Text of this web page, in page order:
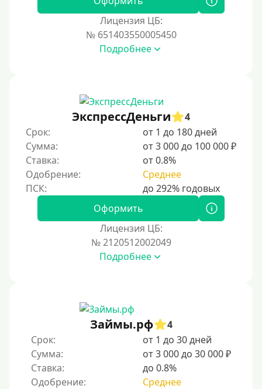
С возможностью частичного погашения
Надежные
Без обмана
Без предоплат
Без электронной почты
С автоматическим одобрением
Без номера телефона
Без платных услуг и подписок
Онлайн круглосуточно
На карту круглосуточно
24/7
Деньги в долг
Лицензия ЦБ:
№ 651403550005450
Подробнее
ЭкспрессДеньги
4
Срок:
от 1 до 180 дней
Сумма:
от 3 000 до 100 000 ₽
Ставка:
от 0.8%
Одобрение:
Среднее
Оформить
Лицензия ЦБ:
№ 2120512002049
Подробнее
Займы.рф
4
Срок:
от 1 до 30 дней
Сумма:
от 3 000 до 30 000 ₽
Ставка:
до 0.8%
Одобрение:
Среднее